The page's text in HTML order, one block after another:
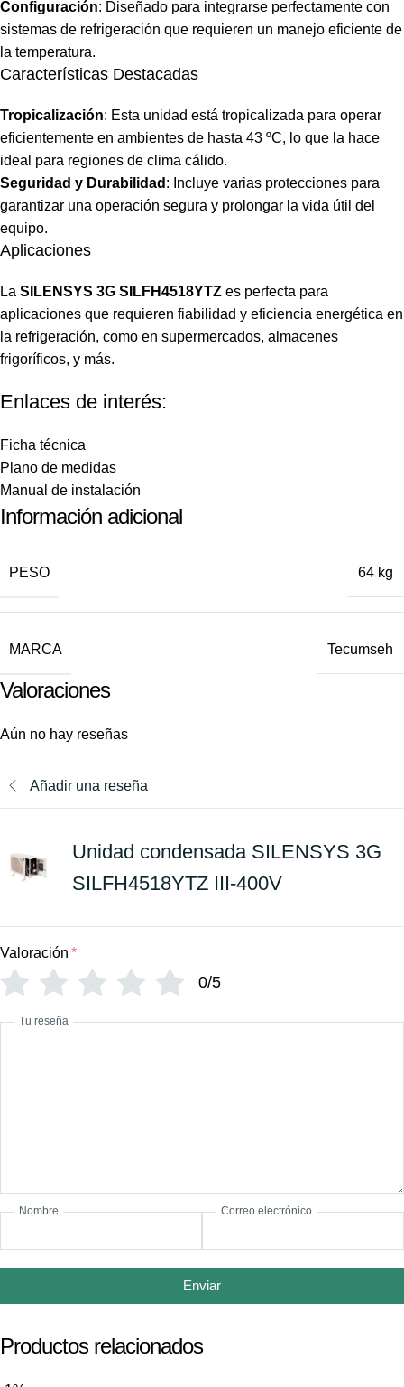
Configuración: Diseñado para integrarse perfectamente con
sistemas de refrigeración que requieren un manejo eficiente de
la temperatura.
Características Destacadas
Tropicalización: Esta unidad está tropicalizada para operar
eficientemente en ambientes de hasta 43 ºC, lo que la hace
ideal para regiones de clima cálido.
Seguridad y Durabilidad : Incluye varias protecciones para
garantizar una operación segura y prolongar la vida útil del
equipo.
Aplicaciones
La SILENSYS 3G SILFH4518YTZ es perfecta para
aplicaciones que requieren fiabilidad y eficiencia energética en
la refrigeración, como en supermercados, almacenes
frigoríficos, y más.
Enlaces de interés:
Ficha técnica
Plano de medidas
Manual de instalación
Información adicional
PESO 64 kg
MARCA Tecumseh
Valoraciones
Aún no hay reseñas
Añadir una reseña
Unidad condensada SILENSYS 3G
SILFH4518YTZ III-400V
Valoración *
0/5
Tu reseña
Nombre Correo electrónico
Enviar
Productos relacionados